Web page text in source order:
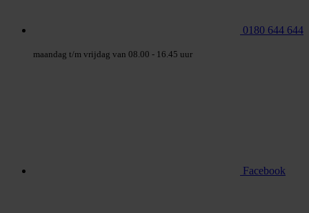
0180 644 644
maandag t/m vrijdag van 08.00 - 16.45 uur
Facebook